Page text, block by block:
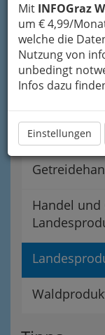
Mit INFOGraz
um € 4,99/
welche die
Nutzung von
unbedingt
Infos dazu
Einstellungen
Obst
Düngemittel
Handel und